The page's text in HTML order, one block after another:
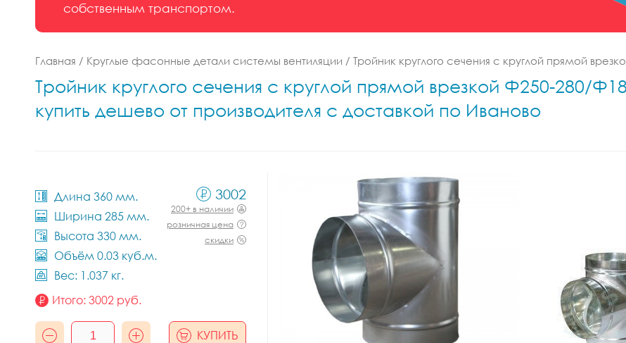
собственным транспортом.
Главная / Круглые фасонные детали системы вентиляции / Тройник круглого сечения с круглой прямой
Тройник круглого сечения с круглой прямой врезкой Ф250-280/
купить дешево от производителя с доставкой по Иваново
Длина 360 мм.
Ширина 285 мм.
Высота 330 мм.
Объём 0.03 куб.м.
Вес: 1.037 кг.
3002
200+ в наличии
розничная цена
скидки
Итого: 3002 руб.
КУПИТЬ